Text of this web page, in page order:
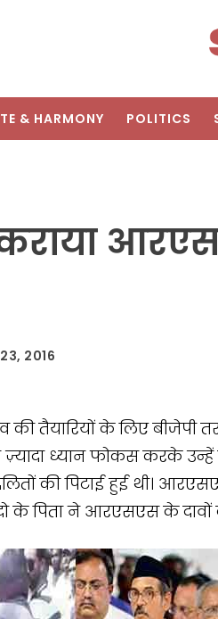
& HARMONY POLITICS
23, 2016
की तैयारियों के लिए बीजेपी
ध्यान फोकस करके
की पिटाई हुई थी।
के पिता ने आरएसएस के दावों